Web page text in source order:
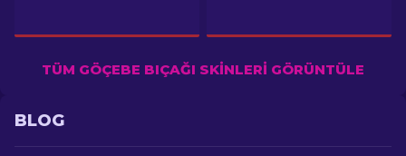
TÜM GÖÇEBE BIÇAĞI SKINLERI GÖRÜNTÜLE
BLOG